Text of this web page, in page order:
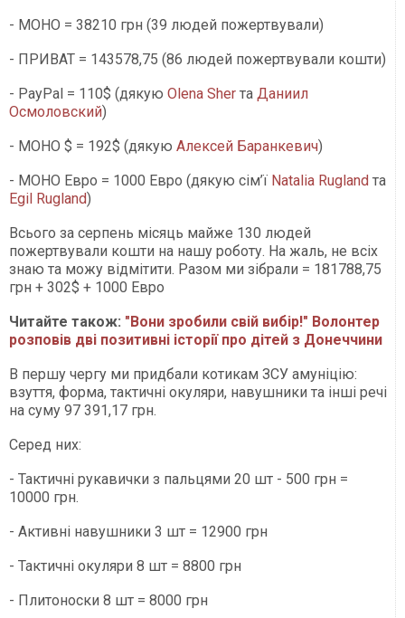
- МОНО = 38210 грн (39 людей пожертвували)
- ПРИВАТ = 143578,75 (86 людей пожертвували кошти)
- PayPal = 110$ (дякую Olena Sher та Даниил
Осмоловский)
- МОНО $ = 192$ (дякую Алексей Баранкевич)
- МОНО Евро = 1000 Евро (дякую сім’ї Natalia Rugland та
Egil Rugland)
Всього за серпень місяць майже 130 людей
пожертвували кошти на нашу роботу. На жаль, не всіх
знаю та можу відмітити. Разом ми зібрали = 181788,75
грн + 302$ + 1000 Евро
Читайте також: "Вони зробили свій вибір!" Волонтер
розповів дві позитивні історії про дітей з Донеччини
В першу чергу ми придбали котикам ЗСУ амуніцію:
взуття, форма, тактичні окуляри, навушники та інші речі
на суму 97 391,17 грн.
Серед них:
- Тактичні рукавички з пальцями 20 шт - 500 грн =
10000 грн.
- Активні навушники 3 шт = 12900 грн
- Тактичні окуляри 8 шт = 8800 грн
- Плитоноски 8 шт = 8000 грн